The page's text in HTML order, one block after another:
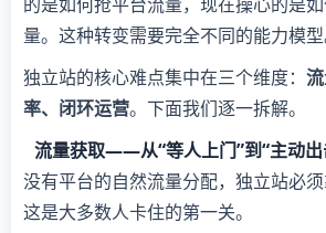
量。这种转变需要完全不同的能力模型
独立站的核心难点集中在三个维度：​
率、闭环运营​​。下面我们逐一拆解。
流量获取——从“等人上门”到“主动出
没有平台的自然流量分配，独立站必须
这是大多数人卡住的第一关。